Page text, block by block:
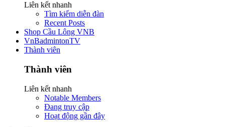
Liên kết nhanh
Tìm kiếm diễn đàn
Recent Posts
Shop Cầu Lông VNB
VnBadmintonTV
Thành viên
Thành viên
Liên kết nhanh
Notable Members
Đang truy cập
Hoạt động gần đây